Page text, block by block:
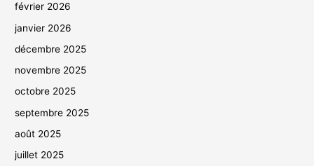
février 2026
janvier 2026
décembre 2025
novembre 2025
octobre 2025
septembre 2025
août 2025
juillet 2025